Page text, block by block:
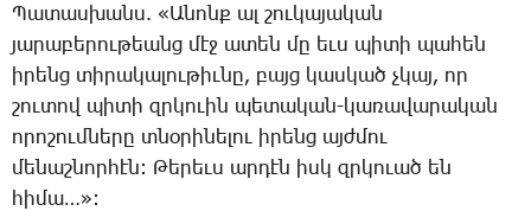
­Պա­տաս­խանս. «Ա­նոնք ալ շու­կա­յա­կան
յա­րա­բե­րու­թեանց մէջ ա­տեն մը եւս պի­տի պա­հեն
ի­րենց տի­րա­կա­լու­թիւ­նը, բայց կաս­կած չկայ, որ
շու­տով պի­տի զրկո­ւին պե­տա­կան-կա­ռա­վա­րա­կան
ո­րո­շում­նե­րը տնօ­րի­նե­լու ի­րենց այժ­մու
մե­նաշ­նոր­հէն: ­Թե­րեւս ար­դէն իսկ զրկուած են
հի­մա…»: